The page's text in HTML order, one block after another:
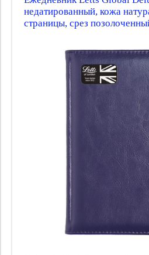
недатированный, кожа
страницы, срез